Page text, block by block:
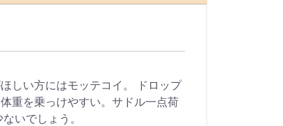
しい方にはモッテコイ。 ドロップ
重を乗っけやすい。サドル一点荷
いでしょう。